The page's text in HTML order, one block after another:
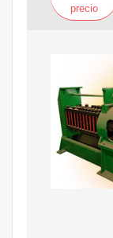
precio